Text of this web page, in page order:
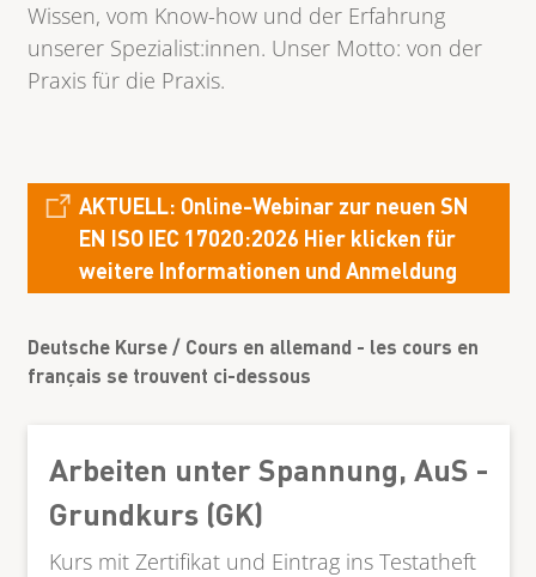
Wissen, vom Know-how und der Erfahrung
unserer Spezialist:innen. Unser Motto: von der
Praxis für die Praxis.
AKTUELL: Online-Webinar zur neuen SN
EN ISO IEC 17020:2026 Hier klicken für
weitere Informationen und Anmeldung
Deutsche Kurse / Cours en allemand - les cours en
français se trouvent ci-dessous
Arbeiten unter Spannung, AuS -
Grundkurs (GK)
Kurs mit Zertifikat und Eintrag ins Testatheft